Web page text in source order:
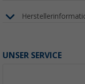
UNSER SERVICE